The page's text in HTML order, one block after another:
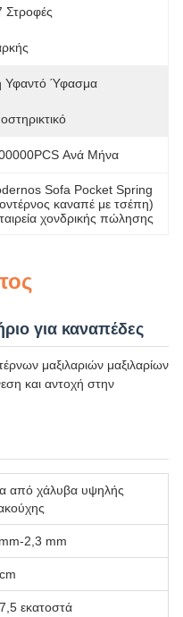
Στροφές
Υφαντό Ύφασμα
Ανά Μήνα
Sofa Pocket Spring
καναπέ με τσέπη)
χονδρικής πώλησης
για καναπέδες
μαξιλαριών μαξιλαρίων
και αντοχή στην
από χάλυβα υψηλής
2,3 mm
εκατοστά